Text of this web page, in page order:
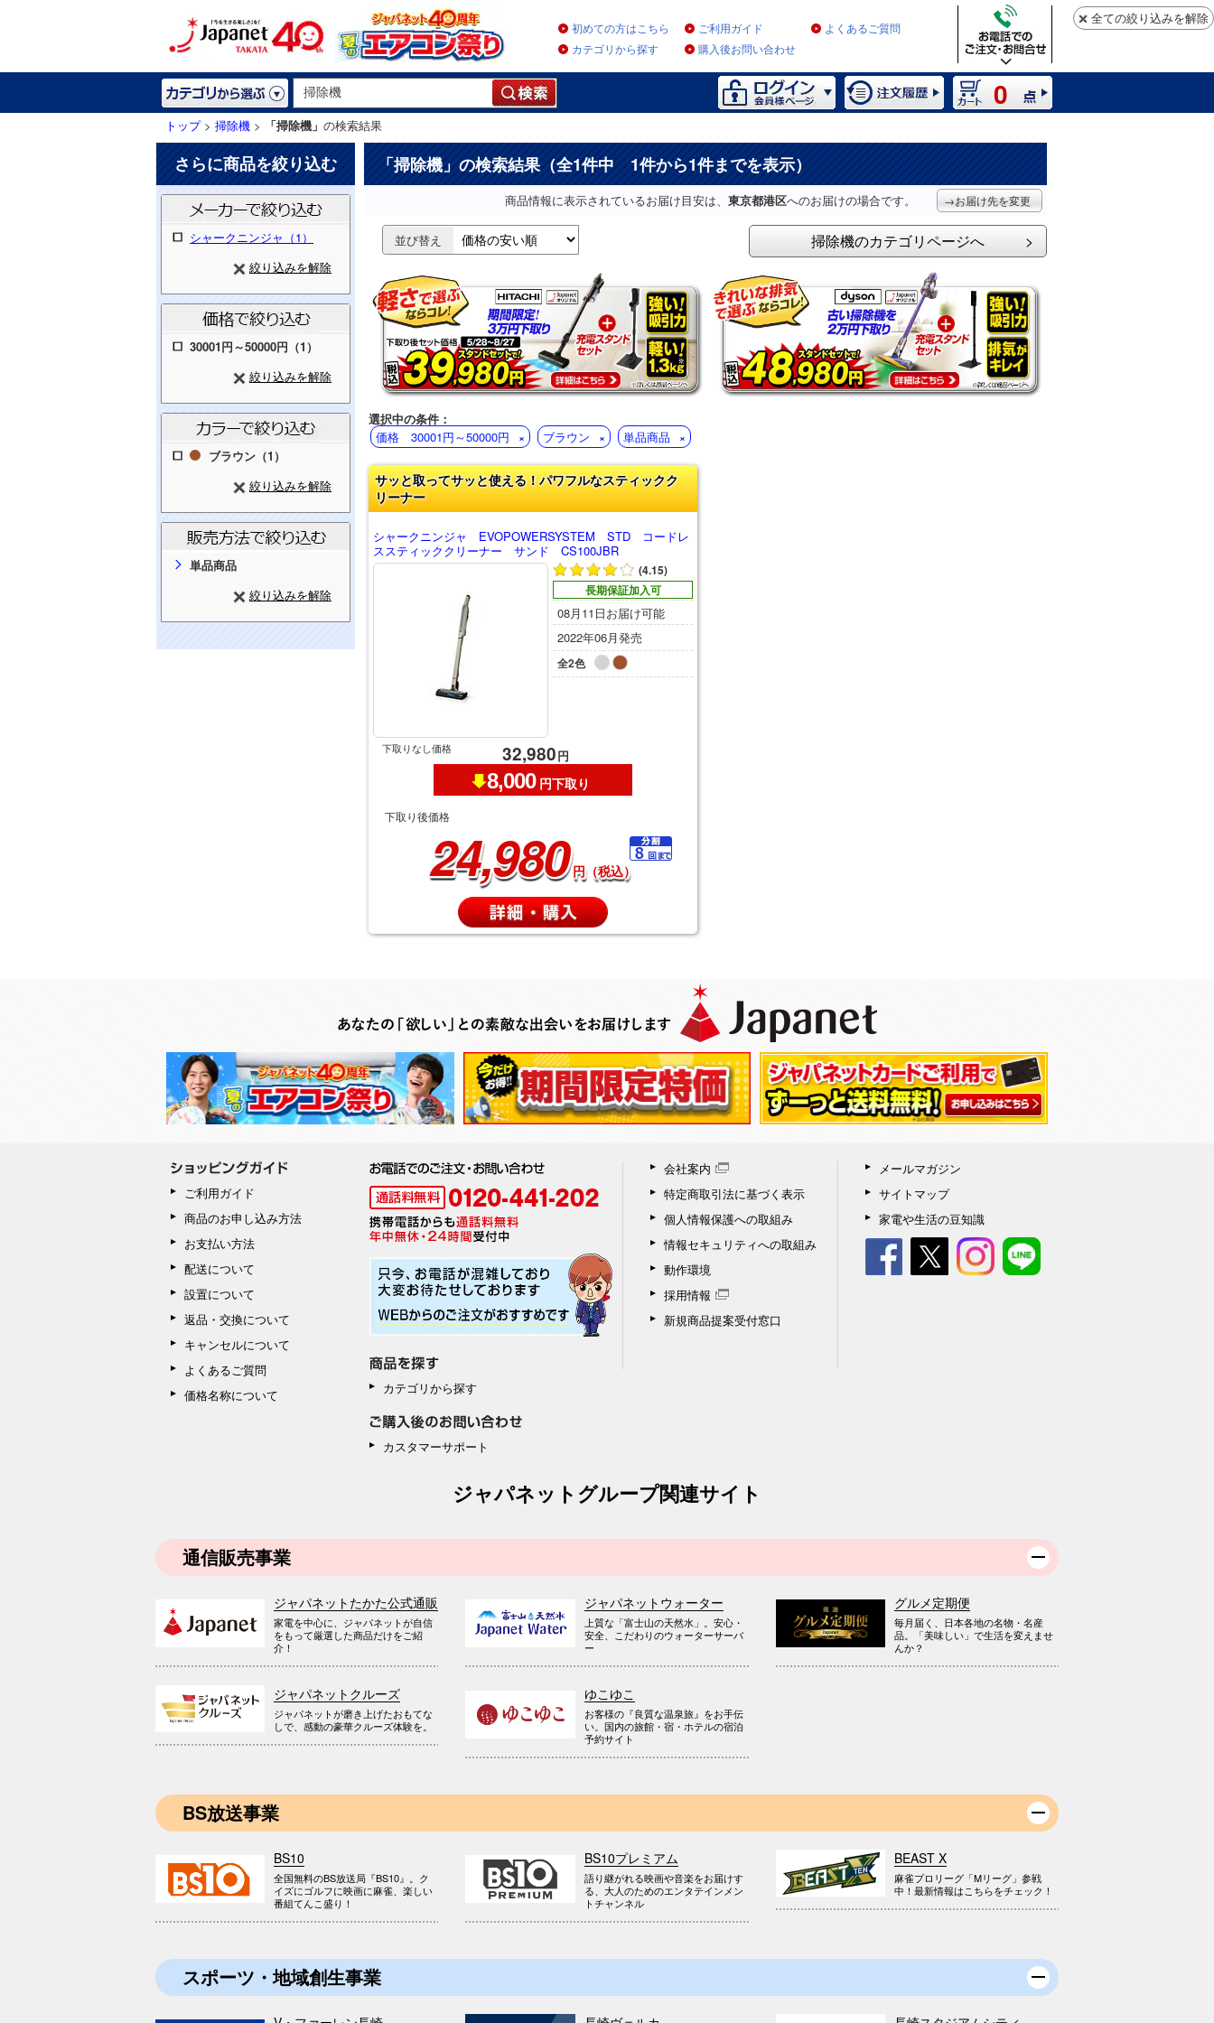
初めての方はこちら ご利用ガイド
よくあるご質問
カテゴリから探す
購入後お問い合わせ
0
トップ> 掃除機 > 「掃除機」 の検索結果
さらに商品を絞り込む
シャークニンジャ（1）
絞り込みを解除
30001円～50000円（1）
絞り込みを解除
ブラウン（1）
絞り込みを解除
単品商品
絞り込みを解除
「掃除機 」の検索結果（全1件中 1件から1件までを表示）
商品情報に表示されているお届け目安は、 東京都港区へのお届けの場合です。 →お届け先を変更
並び替え 掃除機のカテゴリページへ
選択中の条件：
価格 30001円～50000円
ブラウン 単品商品
全ての絞り込みを解除
サッと取ってサッと使える！パワフルなスティックク
リーナー
シャークニンジャ EVOPOWERSYSTEM STD コードレ
ススティッククリーナー サンド CS100JBR
(4.15)
長期保証加入可
08月11日お届け可能
2022年06月発売
全2色
下取りなし価格 32,980円
8,000 円下取り
下取り後価格
24,980 円（税込）
ご利用ガイド
商品のお申し込み方法
お支払い方法
配送について
設置について
返品・交換について
キャンセルについて
よくあるご質問
価格名称について
カテゴリから探す
カスタマーサポート
会社案内
特定商取引法に基づく表示
個人情報保護への取組み
情報セキュリティへの取組み
動作環境
採用情報
新規商品提案受付窓口
メールマガジン
サイトマップ
家電や生活の豆知識
ジャパネットグループ関連サイト
通信販売事業
ジャパネットたかた公式通販
家電を中心に、ジャパネットが自信
をもって厳選した商品だけをご紹
介！
ジャパネットウォーター
上質な「富士山の天然水」。安心・
安全、こだわりのウォーターサーバ
ー
グルメ定期便
毎月届く、日本各地の名物・名産
品。「美味しい」で生活を変えませ
んか？
ジャパネットクルーズ
ジャパネットが磨き上げたおもてな
しで、感動の豪華クルーズ体験を。
ゆこゆこ
お客様の『良質な温泉旅』をお手伝
い。国内の旅館・宿・ホテルの宿泊
予約サイト
BS放送事業
BS10
全国無料のBS放送局『BS10』。ク
イズにゴルフに映画に麻雀、楽しい
番組てんこ盛り！
BS10プレミアム
語り継がれる映画や音楽をお届けす
る、大人のためのエンタテインメン
トチャンネル
BEAST X
麻雀プロリーグ「Mリーグ」参戦
中！最新情報はこちらをチェック！
スポーツ・地域創生事業